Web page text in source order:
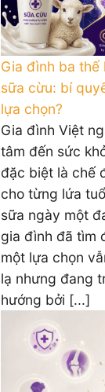
Gia đình ba thế
sữa cừu: bí
lựa chọn?
Gia đình Việt
tâm đến sức
đặc biệt là chế
cho từng lứa
sữa ngày một
gia đình đã tìm
một lựa chọn
lạ nhưng đang
hướng bởi [...]